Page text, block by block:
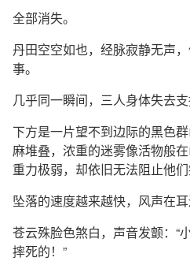
全部消失。
丹田空空如也，经脉寂静无声
事。
几乎同一瞬间，三人身体失去支
下方是一片望不到边际的黑色
麻堆叠，浓重的迷雾像活物般
重力极弱，却依旧无法阻止他们
坠落的速度越来越快，风声在耳
苍云殊脸色煞白，声音发颤：“
摔死的！”